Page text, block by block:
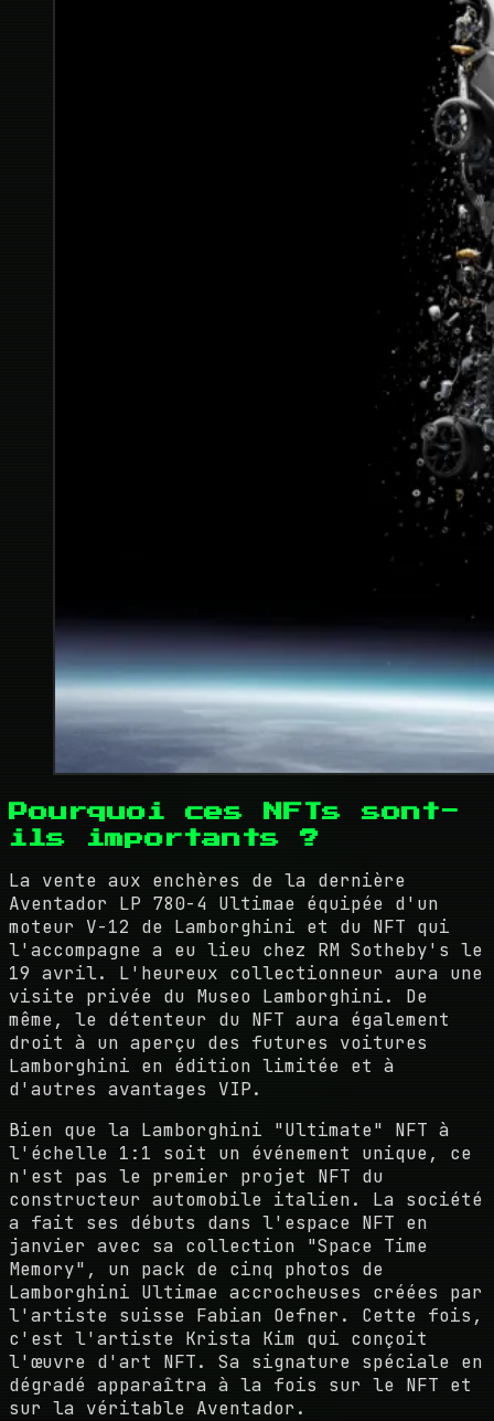
Pourquoi ces NFTs sont-
ils importants ?
La vente aux enchères de la dernière
Aventador LP 780-4 Ultimae équipée d'un
moteur V-12 de Lamborghini et du NFT qui
l'accompagne a eu lieu chez RM Sotheby's le
19 avril. L'heureux collectionneur aura une
visite privée du Museo Lamborghini. De
même, le détenteur du NFT aura également
droit à un aperçu des futures voitures
Lamborghini en édition limitée et à
d'autres avantages VIP.
Bien que la Lamborghini "Ultimate" NFT à
l'échelle 1:1 soit un événement unique, ce
n'est pas le premier projet NFT du
constructeur automobile italien. La société
a fait ses débuts dans l'espace NFT en
janvier avec sa collection "Space Time
Memory", un pack de cinq photos de
Lamborghini Ultimae accrocheuses créées par
l'artiste suisse Fabian Oefner. Cette fois,
c'est l'artiste Krista Kim qui conçoit
l'œuvre d'art NFT. Sa signature spéciale en
dégradé apparaîtra à la fois sur le NFT et
sur la véritable Aventador.